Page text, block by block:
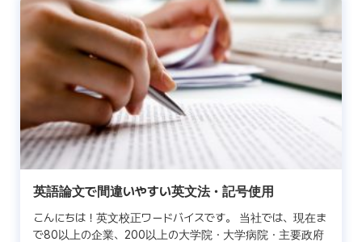
英語論文で間違いやすい英文法・記号使用
こんにちは！英文校正ワードバイスです。 当社では、現在ま
で80以上の企業、200以上の大学院・大学病院・主要政府